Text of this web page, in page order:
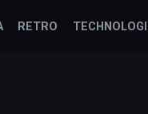
RETRO